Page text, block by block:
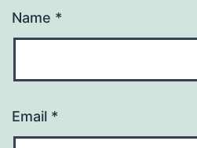
Name *
Email *